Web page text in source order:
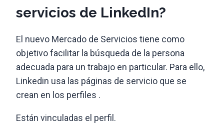
servicios de LinkedIn?
El nuevo Mercado de Servicios tiene como
objetivo facilitar la búsqueda de la persona
adecuada para un trabajo en particular. Para ello,
Linkedin usa las páginas de servicio que se
crean en los perfiles .
Están vinculadas el perfil.